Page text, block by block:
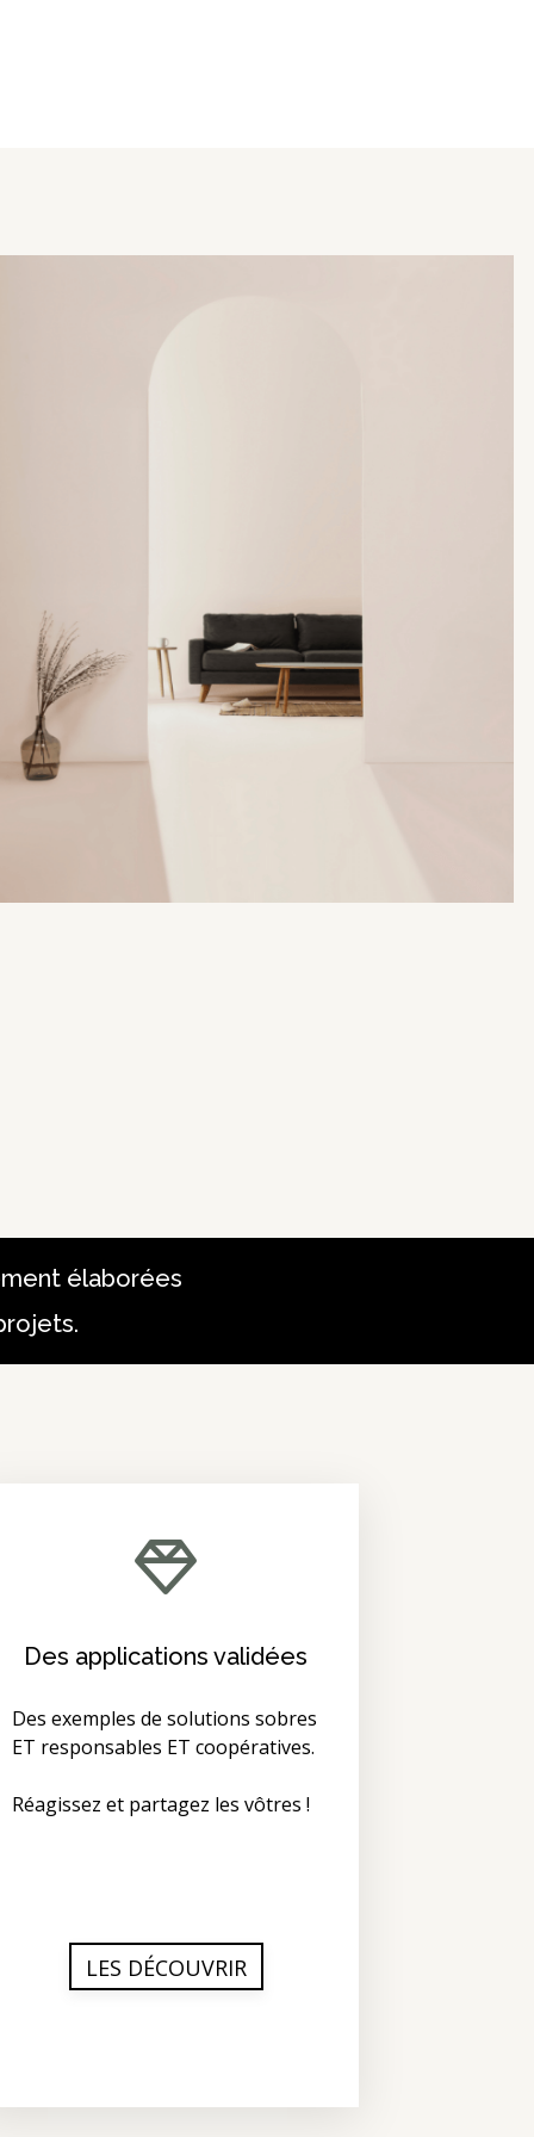
élaborées
Des applications validées
Des exemples de solutions sobres
ET responsables ET coopératives.
Réagissez et partagez les vôtres !
LES DÉCOUVRIR